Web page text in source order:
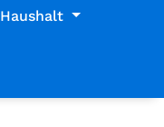
Haushalt